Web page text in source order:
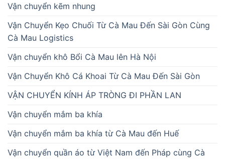
Vận chuyển kẽm nhung
Vận Chuyển Kẹo Chuối Từ Cà Mau Đến Sài Gòn Cùng
Cà Mau Logistics
Vận chuyển khô Bổi Cà Mau lên Hà Nội
Vận Chuyển Khô Cá Khoai Từ Cà Mau Đến Sài Gòn
VẬN CHUYỂN KÍNH ÁP TRÒNG ĐI PHẦN LAN
Vận chuyển mắm ba khía
Vận chuyển mắm ba khía từ Cà Mau đến Huế
Vận chuyển quần áo từ Việt Nam đến Pháp cùng Cà